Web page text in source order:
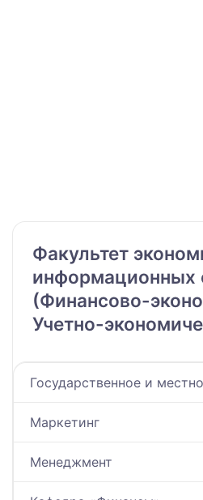
Факультет
информационных
(Финансово-
Учетно-
Государственное и
Маркетинг
Менеджмент